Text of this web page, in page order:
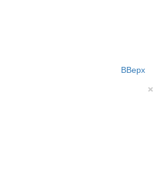
ВВерх
×